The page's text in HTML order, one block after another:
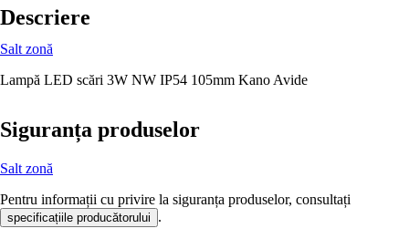
Descriere
Salt zonă
Lampă LED scări 3W NW IP54 105mm Kano Avide
Siguranța produselor
Salt zonă
Pentru informații cu privire la siguranța produselor, consultați
specificațiile producătorului .